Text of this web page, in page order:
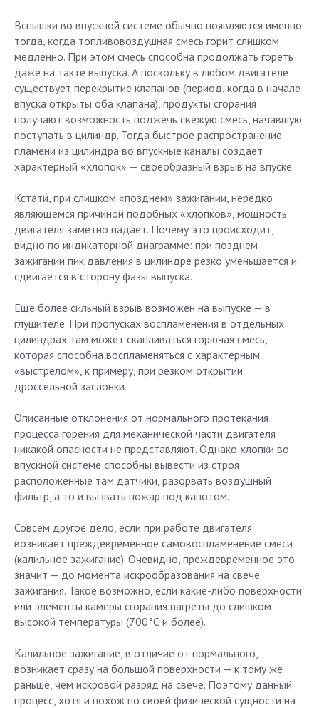
Вспышки во впускной системе обычно появляются именно
тогда, когда топливовоздушная смесь горит слишком
медленно. При этом смесь способна продолжать гореть
даже на такте выпуска. А поскольку в любом двигателе
существует перекрытие клапанов (период, когда в начале
впуска открыты оба клапана), продукты сгорания
получают возможность поджечь свежую смесь, начавшую
поступать в цилиндр. Тогда быстрое распространение
пламени из цилиндра во впускные каналы создает
характерный «хлопок» — своеобразный взрыв на впуске.
Кстати, при слишком «позднем» зажигании, нередко
являющемся причиной подобных «хлопков», мощность
двигателя заметно падает. Почему это происходит,
видно по индикаторной диаграмме: при позднем
зажигании пик давления в цилиндре резко уменьшается и
сдвигается в сторону фазы выпуска.
Еще более сильный взрыв возможен на выпуске — в
глушителе. При пропусках воспламенения в отдельных
цилиндрах там может скапливаться горючая смесь,
которая способна воспламеняться с характерным
«выстрелом», к примеру, при резком открытии
дроссельной заслонки.
Описанные отклонения от нормального протекания
процесса горения для механической части двигателя
никакой опасности не представляют. Однако хлопки во
впускной системе способны вывести из строя
расположенные там датчики, разорвать воздушный
фильтр, а то и вызвать пожар под капотом.
Совсем другое дело, если при работе двигателя
возникает преждевременное самовоспламенение смеси
(калильное зажигание). Очевидно, преждевременное это
значит — до момента искрообразования на свече
зажигания. Такое возможно, если какие-либо поверхности
или элементы камеры сгорания нагреты до слишком
высокой температуры (700°С и более).
Калильное зажигание, в отличие от нормального,
возникает сразу на большой поверхности — к тому же
раньше, чем искровой разряд на свече. Поэтому данный
процесс, хотя и похож по своей физической сущности на